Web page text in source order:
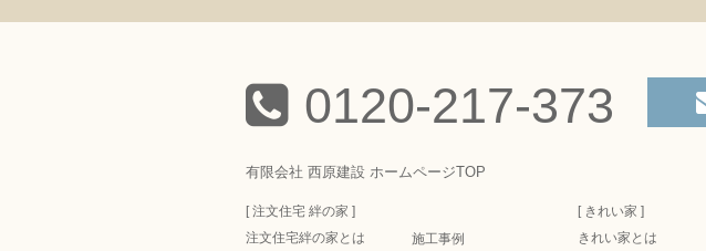
0120-217-373
有限会社 西原建設 ホームページTOP
[ 注文住宅 絆の家 ]
注文住宅絆の家とは
施工事例
[ きれい家 ]
きれい家とは